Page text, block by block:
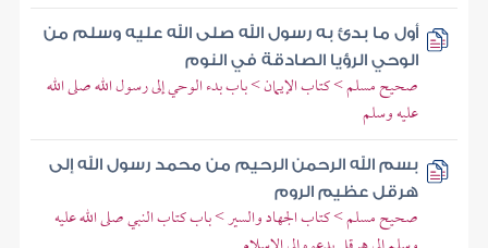
أول ما بدئ به رسول الله صلى الله عليه وسلم من
الوحي الرؤيا الصادقة في النوم
صحيح مسلم > كتاب الإيمان > باب بدء الوحي إلى رسول الله صلى الله
عليه وسلم
بسم الله الرحمن الرحيم من محمد رسول الله إلى
هرقل عظيم الروم
صحيح مسلم > كتاب الجهاد والسير > باب كتاب النبي صلى الله عليه